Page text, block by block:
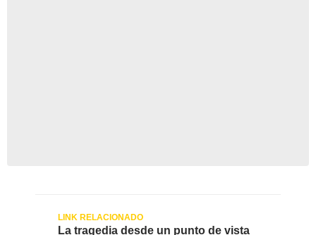
La tragedia desde un punto de vista